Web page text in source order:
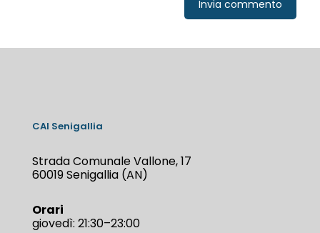
CAI Senigallia
Strada Comunale Vallone, 17
60019 Senigallia (AN)
Orari
giovedì: 21:30–23:00